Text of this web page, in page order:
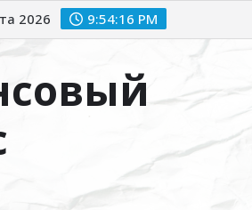
2026 9:54:17 PM